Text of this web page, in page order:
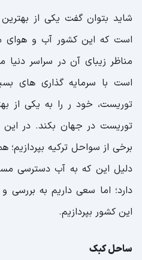
شاید بتوان گفت یکی از
است که این کشور آب و هوای
مناظر زیبای آن در سراسر دنیا
است با سرمایه‌ گذاری های
توریست، خود ر را به یکی از
توریست در جهان بکند. در
برخی از سواحل ترکیه بپردازیم؛
دلیل این که به آب دسترسی
دارد؛ اما سعی داریم به
این کشور بپردازیم.
ساحل کبک